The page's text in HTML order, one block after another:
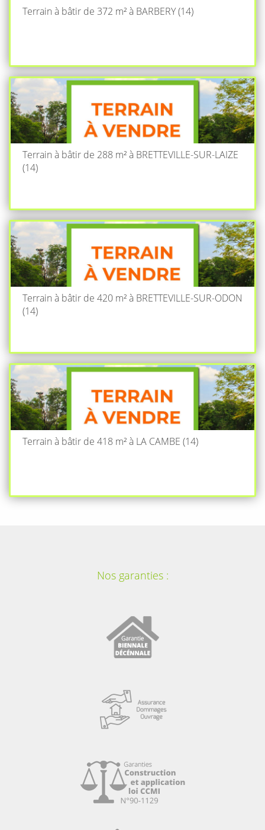
Terrain à bâtir de 372 m² à BARBERY (14)
Terrain à bâtir de 288 m² à BRETTEVILLE-SUR-LAIZE
(14)
Terrain à bâtir de 420 m² à BRETTEVILLE-SUR-ODON
(14)
Terrain à bâtir de 418 m² à LA CAMBE (14)
Nos garanties :